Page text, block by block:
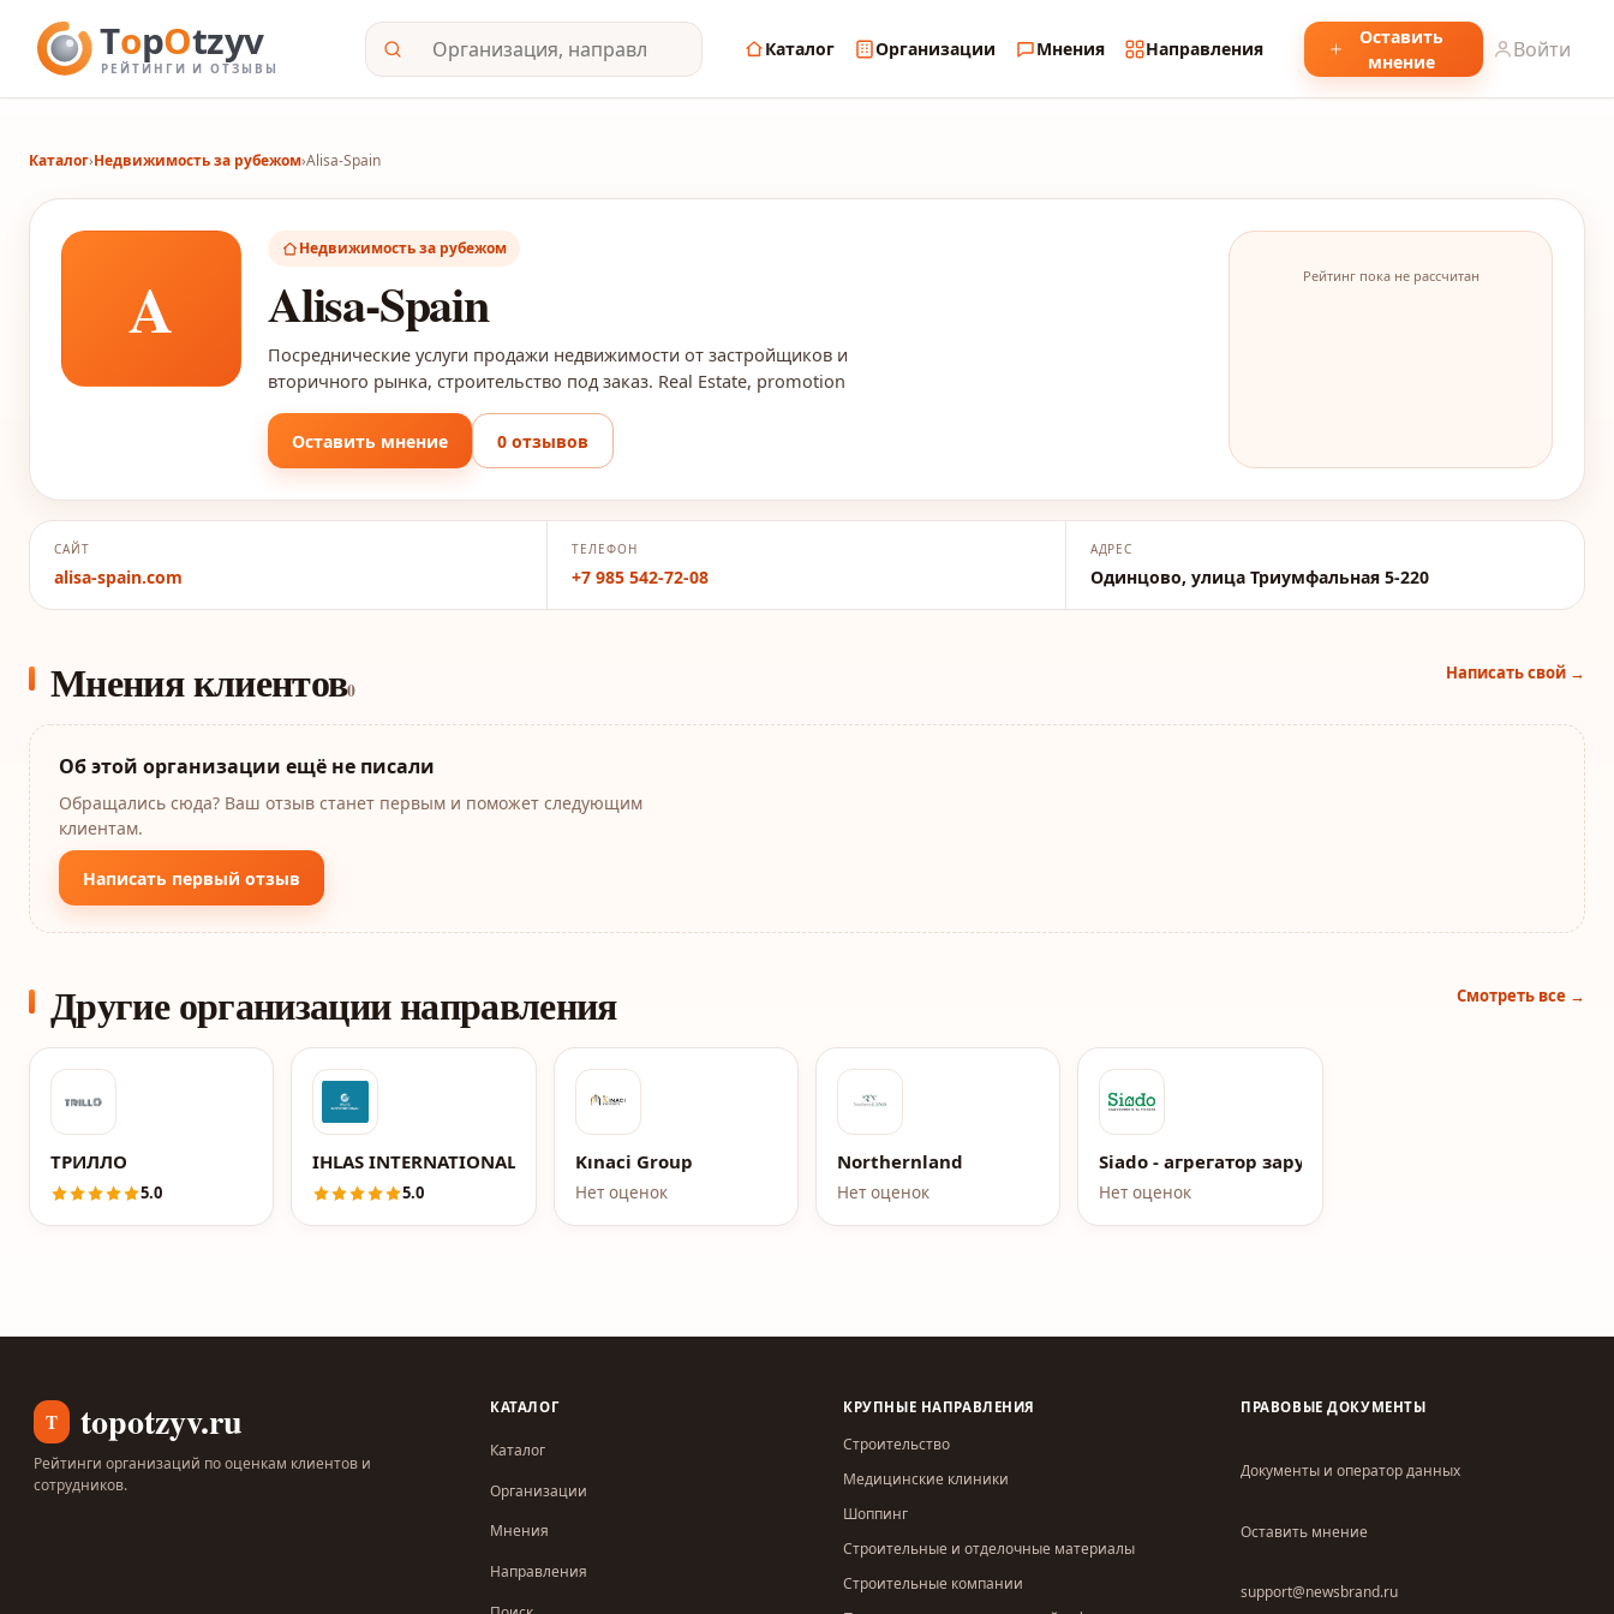
Каталог Организации Мнения Направления
Оставить
мнение
Войти
Каталог›Недвижимость за рубежом›Alisa-Spain
A
Недвижимость за рубежом
Alisa-Spain
Посреднические услуги продажи недвижимости от застройщиков и
вторичного рынка, строительство под заказ. Real Estate, promotion
Оставить мнение 0 отзывов
Рейтинг пока не рассчитан
САЙТ
alisa-spain.com
ТЕЛЕФОН
+7 985 542-72-08
АДРЕС
Одинцово, улица Триумфальная 5-220
Мнения клиентов0
Написать свой →
Об этой организации ещё не писали
Обращались сюда? Ваш отзыв станет первым и поможет следующим
клиентам.
Написать первый отзыв
Другие организации направления Смотреть все →
ТРИЛЛО
5.0
IHLAS INTERNATIONAL Агентство недвижимости
5.0
Kınaci Group
Нет оценок
Northernland
Нет оценок
Siado - агрегатор зарубежной недвижимости
Нет оценок
T topotzyv.ru
Рейтинги организаций по оценкам клиентов и
сотрудников.
КАТАЛОГ
Каталог
Организации
Мнения
Направления
КРУПНЫЕ НАПРАВЛЕНИЯ
Строительство
Медицинские клиники
Шоппинг
Строительные и отделочные материалы
Строительные компании
ПРАВОВЫЕ ДОКУМЕНТЫ
Документы и оператор данных
Оставить мнение
support@newsbrand.ru